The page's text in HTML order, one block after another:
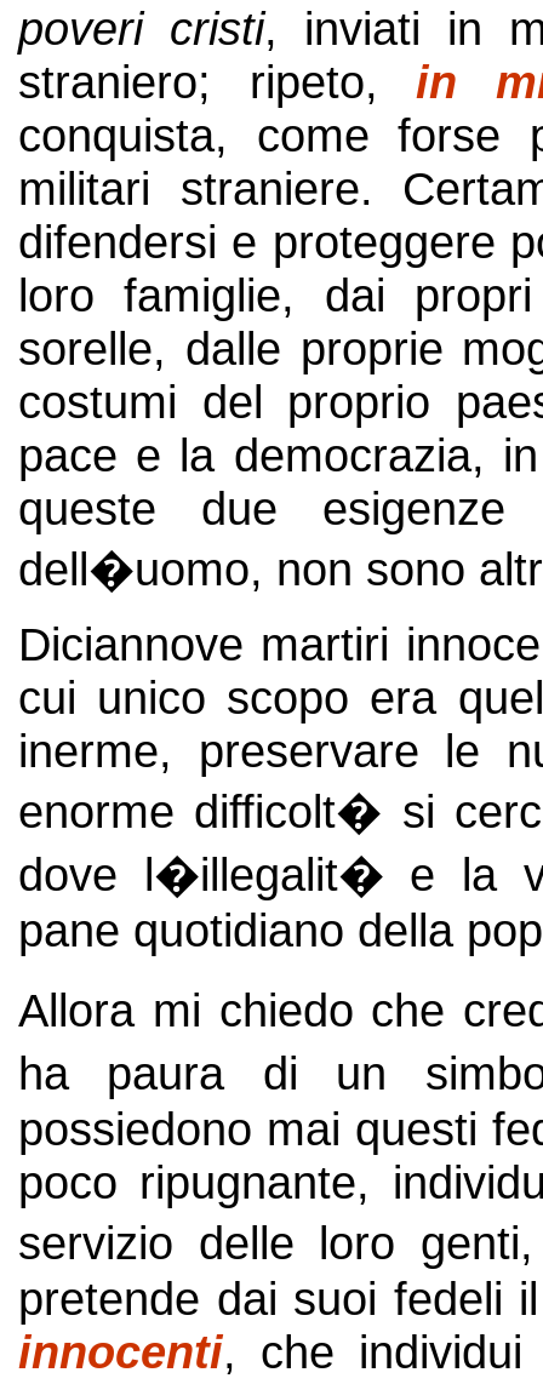
poveri cristi, inviati in
straniero; ripeto, in
conquista, come forse
militari straniere.
difendersi e proteggere
loro famiglie, dai
sorelle, dalle proprie
costumi del proprio
pace e la democrazia,
queste due
dell�uomo, non sono
Diciannove martiri
cui unico scopo era
inerme, preservare le
enorme difficolt� si
dove l�illegalit� e la
pane quotidiano della
Allora mi chiedo che
ha paura di un
possiedono mai questi
poco ripugnante,
servizio delle loro
pretende dai suoi fedeli
innocenti, che